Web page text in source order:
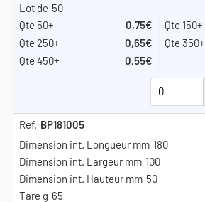
50
0,75€
0,65€
0,55€
BP181005
180
100
50
65